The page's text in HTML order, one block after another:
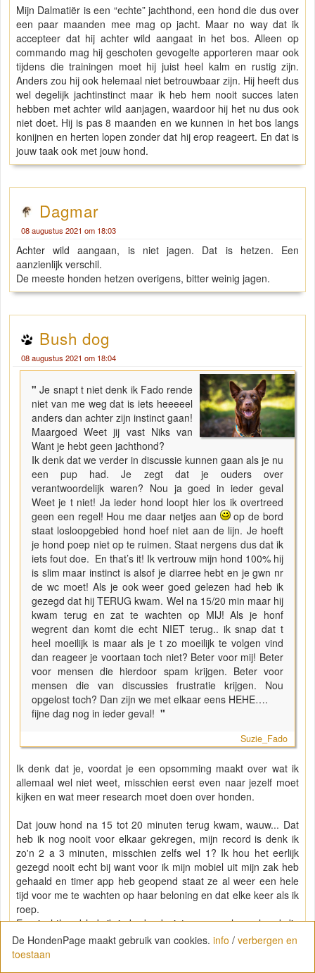
Mijn Dalmatiër is een “echte” jachthond, een hond die dus over
een paar maanden mee mag op jacht. Maar no way dat ik
accepteer dat hij achter wild aangaat in het bos. Alleen op
commando mag hij geschoten gevogelte apporteren maar ook
tijdens die trainingen moet hij juist heel kalm en rustig zijn.
Anders zou hij ook helemaal niet betrouwbaar zijn. Hij heeft dus
wel degelijk jachtinstinct maar ik heb hem nooit succes laten
hebben met achter wild aanjagen, waardoor hij het nu dus ook
niet doet. Hij is pas 8 maanden en we kunnen in het bos langs
konijnen en herten lopen zonder dat hij erop reageert. En dat is
jouw taak ook met jouw hond.
Dagmar
08 augustus 2021 om 18:03
Achter wild aangaan, is niet jagen. Dat is hetzen. Een
aanzienlijk verschil.
De meeste honden hetzen overigens, bitter weinig jagen.
Bush dog
08 augustus 2021 om 18:04
"Je snapt t niet denk ik Fado rende
niet van me weg dat is iets heeeeel
anders dan achter zijn instinct gaan!
Maargoed Weet jij vast Niks van
Want je hebt geen jachthond?
Ik denk dat we verder in discussie kunnen gaan als je nu
een pup had. Je zegt dat je ouders over
verantwoordelijk waren? Nou ja goed in ieder geval
Weet je t niet! Ja ieder hond loopt hier los ik overtreed
geen een regel! Hou me daar netjes aan
op de bord
staat losloopgebied hond hoef niet aan de lijn. Je hoeft
je hond poep niet op te ruimen. Staat nergens dus dat ik
iets fout doe. En that’s it! Ik vertrouw mijn hond 100% hij
is slim maar instinct is alsof je diarree hebt en je gwn nr
de wc moet! Als je ook weer goed gelezen had heb ik
gezegd dat hij TERUG kwam. Wel na 15/20 min maar hij
kwam terug en zat te wachten op MIJ! Als je honf
wegrent dan komt die echt NIET terug.. ik snap dat t
heel moeilijk is maar als je t zo moeilijk te volgen vind
dan reageer je voortaan toch niet? Beter voor mij! Beter
voor mensen die hierdoor spam krijgen. Beter voor
mensen die van discussies frustratie krijgen. Nou
opgelost toch? Dan zijn we met elkaar eens HEHE….
fijne dag nog in ieder geval! "
Suzie_Fado
Ik denk dat je, voordat je een opsomming maakt over wat ik
allemaal wel niet weet, misschien eerst even naar jezelf moet
kijken en wat meer research moet doen over honden.
Dat jouw hond na 15 tot 20 minuten terug kwam, wauw... Dat
heb ik nog nooit voor elkaar gekregen, mijn record is denk ik
zo'n 2 a 3 minuten, misschien zelfs wel 1? Ik hou het eerlijk
gezegd nooit echt bij want voor ik mijn mobiel uit mijn zak heb
gehaald en timer app heb geopend staat ze al weer een hele
tijd voor me te wachten op haar beloning en dat elke keer als ik
roep.
Een jachthond heb ik inderdaad niet, maar wel een hond die
behoorlijke gedragsproblemen had (met soms een kleine
terugval) waar zelfs een gedragstherapeut geen advies over
De HondenPage maakt gebruik van cookies. info / verbergen en
toestaan